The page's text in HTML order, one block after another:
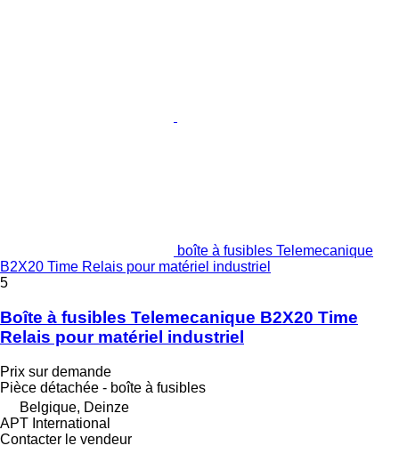
boîte à fusibles Telemecanique
B2X20 Time Relais pour matériel industriel
5
Boîte à fusibles Telemecanique B2X20 Time
Relais pour matériel industriel
Prix sur demande
Pièce détachée - boîte à fusibles
Belgique, Deinze
APT International
Contacter le vendeur